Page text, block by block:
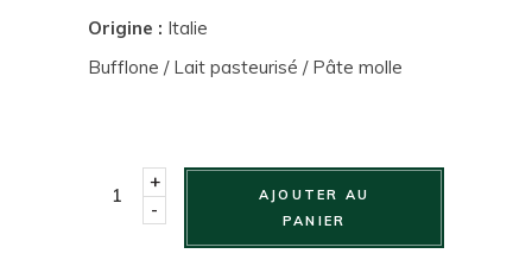
Origine : Italie
Bufflone / Lait pasteurisé / Pâte molle
-
+
AJOUTER AU
PANIER